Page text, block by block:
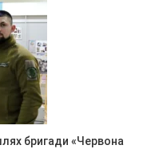
бригади «Червона